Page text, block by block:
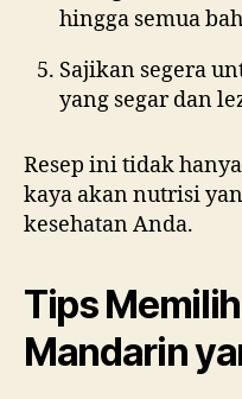
hingga semua
Sajikan segera
yang segar dan
Resep ini tidak
kaya akan nutrisi
kesehatan Anda.
Tips
Mandarin